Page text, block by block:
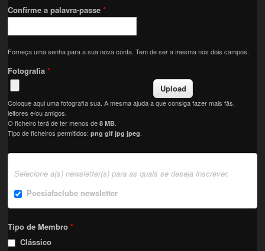
Confirme a palavra-passe*
Forneça uma senha para a sua nova conta. Tem de ser a mesma nos dois campos.
Fotografia*
Coloque aqui uma fotografia sua. A mesma ajuda a que consiga fazer mais fãs,
leitores e/ou amigos.
O ficheiro terá de ter menos de8 MB
Tipo de ficheiros permitidos:png gif jpg jpeg
Selecione a(s) newsletter(s) para as quais se deseja inscrever.
Poesiafaclube newsletter
Tipo de Membro*
Clássico